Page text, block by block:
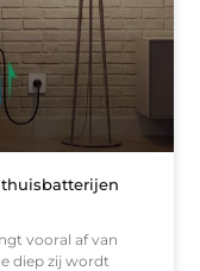
vooral af van
diep zij wordt